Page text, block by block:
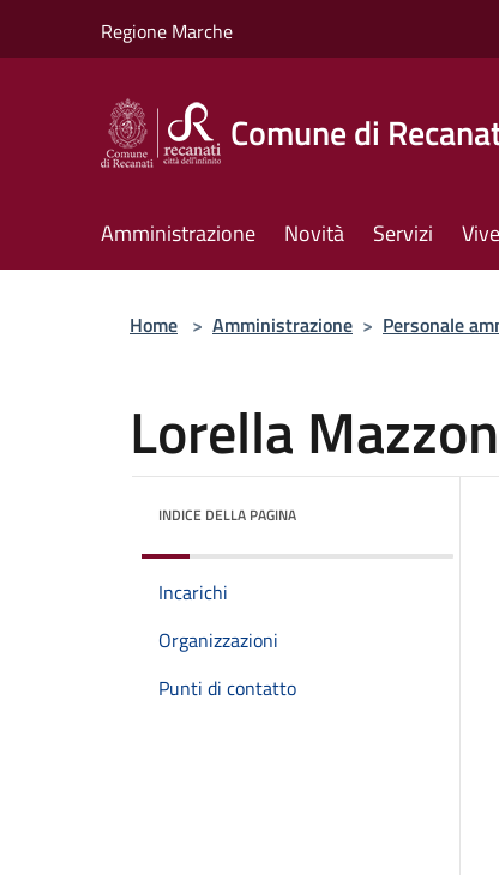
Regione Marche
Comune di
Amministrazione Novità Servizi
Home > Amministrazione > Personale
Lorella
INDICE DELLA PAGINA
Incarichi
Organizzazioni
Punti di contatto